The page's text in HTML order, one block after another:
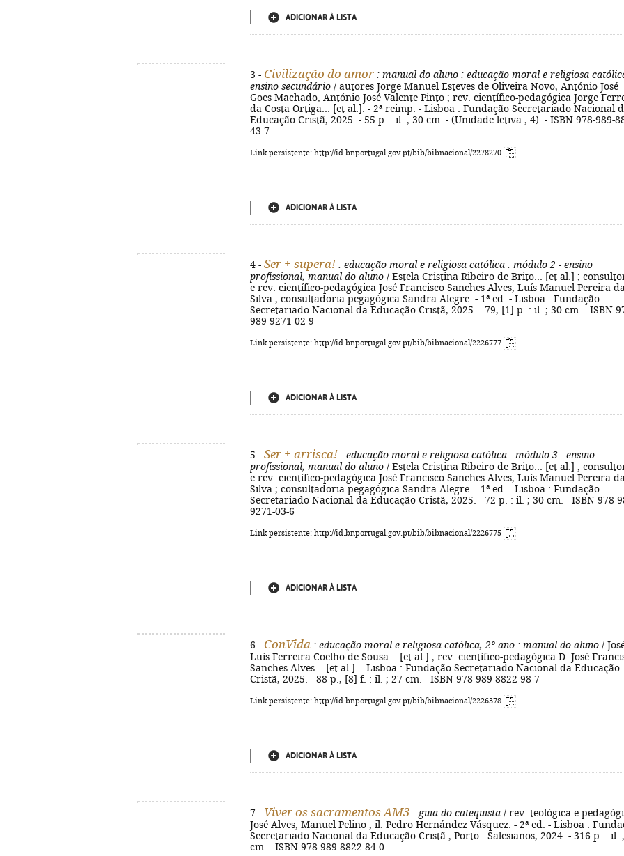
ADICIONAR À LISTA
3 - Civilização do amor : manual do aluno : educação moral e religiosa
ensino secundário / autores Jorge Manuel Esteves de Oliveira Novo, António José
Goes Machado, António José Valente Pinto ; rev. científico-pedagógica Jorge
da Costa Ortiga... [et al.]. - 2ª reimp. - Lisboa : Fundação Secretariado Nacional
Educação Cristã, 2025. - 55 p. : il. ; 30 cm. - (Unidade letiva ; 4). - ISBN 978-989-
43-7
Link persistente: http://id.bnportugal.gov.pt/bib/bibnacional/2278270
ADICIONAR À LISTA
4 - Ser + supera! : educação moral e religiosa católica : módulo 2 - ensino
profissional, manual do aluno / Estela Cristina Ribeiro de Brito... [et al.] ;
e rev. científico-pedagógica José Francisco Sanches Alves, Luís Manuel Pereira da
Silva ; consultadoria pegagógica Sandra Alegre. - 1ª ed. - Lisboa : Fundação
Secretariado Nacional da Educação Cristã, 2025. - 79, [1] p. : il. ; 30 cm. - ISBN
989-9271-02-9
Link persistente: http://id.bnportugal.gov.pt/bib/bibnacional/2226777
ADICIONAR À LISTA
5 - Ser + arrisca! : educação moral e religiosa católica : módulo 3 - ensino
profissional, manual do aluno / Estela Cristina Ribeiro de Brito... [et al.] ;
e rev. científico-pedagógica José Francisco Sanches Alves, Luís Manuel Pereira da
Silva ; consultadoria pegagógica Sandra Alegre. - 1ª ed. - Lisboa : Fundação
Secretariado Nacional da Educação Cristã, 2025. - 72 p. : il. ; 30 cm. - ISBN 978-
9271-03-6
Link persistente: http://id.bnportugal.gov.pt/bib/bibnacional/2226775
ADICIONAR À LISTA
6 - ConVida : educação moral e religiosa católica, 2º ano : manual do aluno /
Luís Ferreira Coelho de Sousa... [et al.] ; rev. científico-pedagógica D. José
Sanches Alves... [et al.]. - Lisboa : Fundação Secretariado Nacional da Educação
Cristã, 2025. - 88 p., [8] f. : il. ; 27 cm. - ISBN 978-989-8822-98-7
Link persistente: http://id.bnportugal.gov.pt/bib/bibnacional/2226378
ADICIONAR À LISTA
7 - Viver os sacramentos AM3 : guia do catequista / rev. teológica e
José Alves, Manuel Pelino ; il. Pedro Hernández Vásquez. - 2ª ed. - Lisboa :
Secretariado Nacional da Educação Cristã ; Porto : Salesianos, 2024. - 316 p. : il.
cm. - ISBN 978-989-8822-84-0